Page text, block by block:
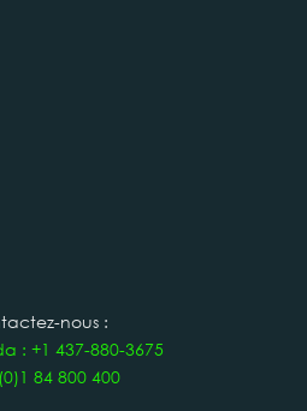
nous :
: +1 437-880-3675
84 800 400